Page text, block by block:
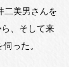
二美男さんを
、そして来
った。